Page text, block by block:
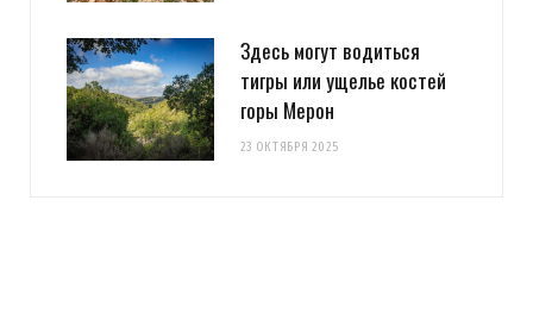
Здесь могут водиться
тигры или ущелье костей
горы Мерон
23 ОКТЯБРЯ 2025